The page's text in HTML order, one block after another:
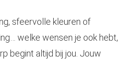
sfeervolle kleuren of
welke wensen je ook hebt,
begint altijd bij jou. Jouw